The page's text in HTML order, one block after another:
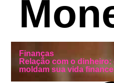
Finanças
Relação com o
moldam sua vida